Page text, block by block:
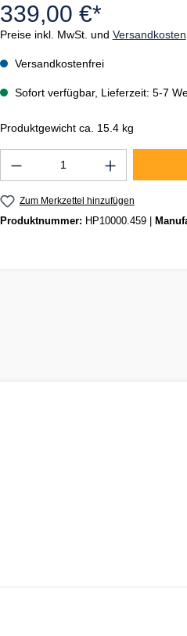
339,00 €*
Preise inkl. MwSt. und Versandkosten
Versandkostenfrei
Sofort verfügbar, Lieferzeit: 5-7
Produktgewicht ca. 15.4 kg
Produkt Anzahl: Gib
Zum Merkzettel hinzufügen
Produktnummer: HP10000.459